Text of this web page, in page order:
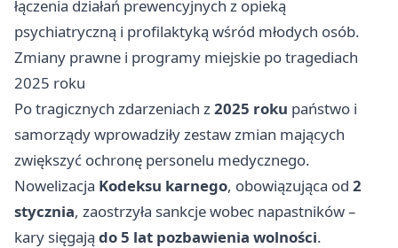
łączenia działań prewencyjnych z opieką
psychiatryczną i profilaktyką wśród młodych osób.
Zmiany prawne i programy miejskie po tragediach
2025 roku
Po tragicznych zdarzeniach z2025 roku państwo i
samorządy wprowadziły zestaw zmian mających
zwiększyć ochronę personelu medycznego.
Nowelizacja Kodeksu karnego, obowiązująca od 2
stycznia, zaostrzyła sankcje wobec napastników –
kary sięgają do 5 lat pozbawienia wolności.